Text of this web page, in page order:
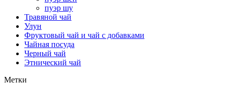
пуэр шу
Травяной чай
Улун
Фруктовый чай и чай с добавками
Чайная посуда
Черный чай
Этнический чай
Метки